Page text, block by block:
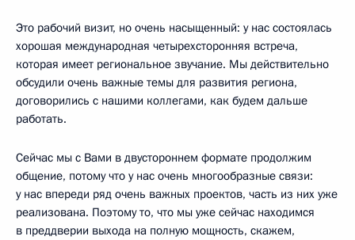
Это рабочий визит, но очень насыщенный: у нас состоялась
хорошая международная четырехсторонняя встреча,
которая имеет региональное звучание. Мы действительно
обсудили очень важные темы для развития региона,
договорились с нашими коллегами, как будем дальше
работать.
Сейчас мы с Вами в двустороннем формате продолжим
общение, потому что у нас очень многообразные связи:
у нас впереди ряд очень важных проектов, часть из них уже
реализована. Поэтому то, что мы уже сейчас находимся
в преддверии выхода на полную мощность, скажем,